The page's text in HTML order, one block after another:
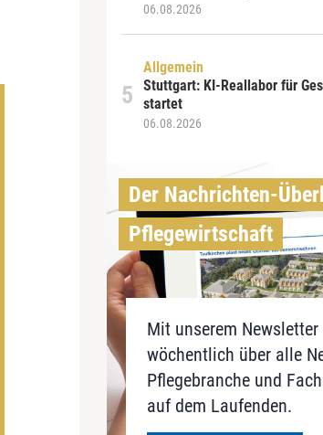
06.08.2026
Allgemein
Stuttgart: KI-Reallabor für
startet
06.08.2026
Der Nachrichten-
Pflegewirtschaft
Mit unserem
wöchentlich über alle
Pflegebranche und
auf dem Laufenden.